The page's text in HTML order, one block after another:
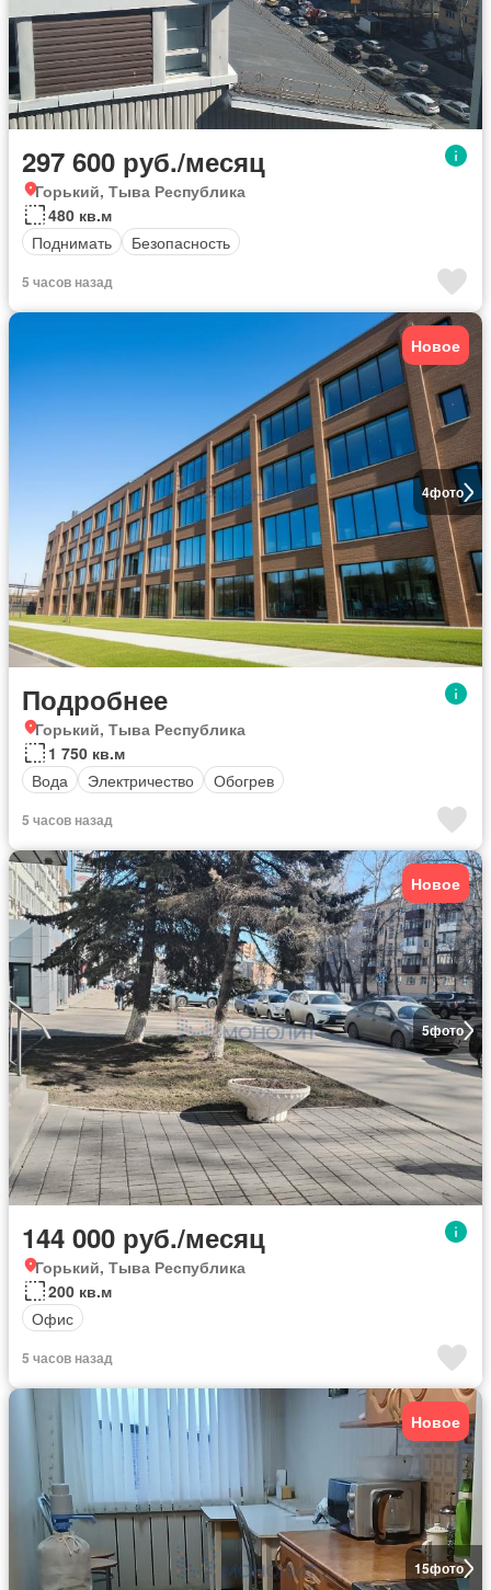
297 600 руб./месяц
Горький, Тыва Республика
480 кв.м
Поднимать
Безопасность
5 часов назад
4фото
Новое
Подробнее
Горький, Тыва Республика
1 750 кв.м
Вода
Электричество Обогрев
5 часов назад
5фото
Новое
144 000 руб./месяц
Горький, Тыва Республика
200 кв.м
Офис
5 часов назад
15фото
Новое